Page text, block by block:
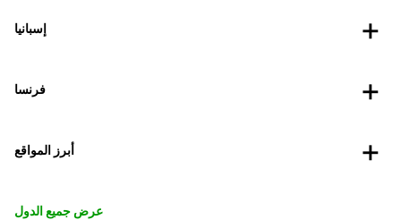
إسبانيا
فرنسا
أبرز المواقع
عرض جميع الدول